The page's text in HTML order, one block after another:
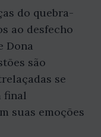
do quebra-
ao desfecho
Dona
são
se
final
suas emoções